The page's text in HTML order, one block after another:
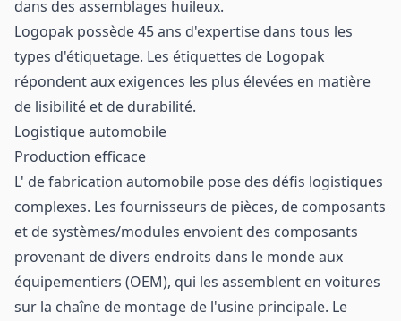
dans des assemblages huileux.
Logopak possède 45 ans d'expertise dans tous les
types d'étiquetage. Les étiquettes de Logopak
répondent aux exigences les plus élevées en matière
de lisibilité et de durabilité.
Logistique automobile
Production efficace
L' de fabrication automobile pose des défis logistiques
complexes. Les fournisseurs de pièces, de composants
et de systèmes/modules envoient des composants
provenant de divers endroits dans le monde aux
équipementiers (OEM), qui les assemblent en voitures
sur la chaîne de montage de l'usine principale. Le